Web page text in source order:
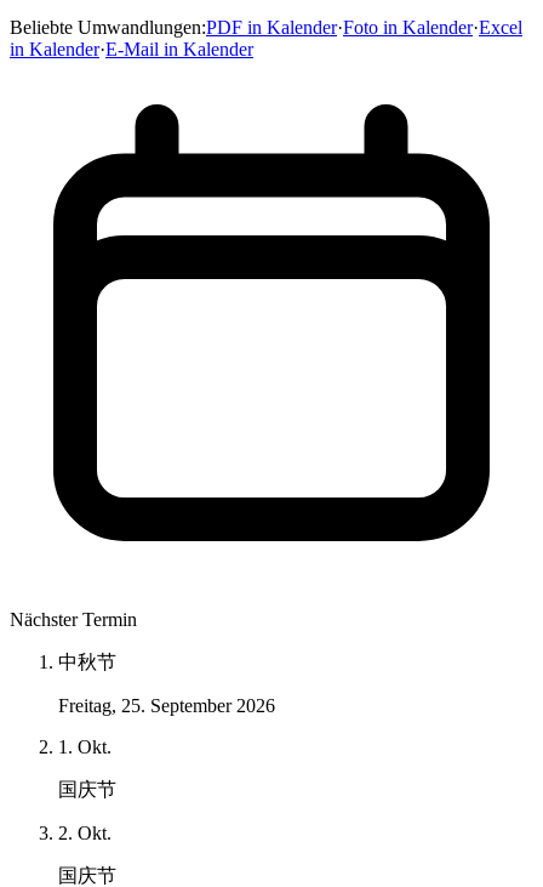
Beliebte Umwandlungen:PDF in Kalender·Foto in Kalender·Excel
in Kalender·E-Mail in Kalender
Nächster Termin
中秋节
Freitag, 25. September 2026
1. Okt.
国庆节
2. Okt.
国庆节